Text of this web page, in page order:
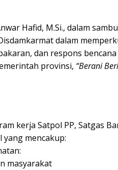
Hafid, M.Si., dalam
dalam
dan respons bencana
provinsi, “Berani
kerja Satpol PP, Satgas
mencakup:
masyarakat